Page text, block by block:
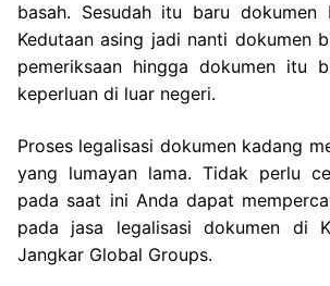
basah. Sesudah itu baru dokumen
Kedutaan asing jadi nanti dokumen
pemeriksaan hingga dokumen itu
keperluan di luar negeri.
Proses legalisasi dokumen kadang
yang lumayan lama. Tidak perlu
pada saat ini Anda dapat
pada jasa legalisasi dokumen di
Jangkar Global Groups.